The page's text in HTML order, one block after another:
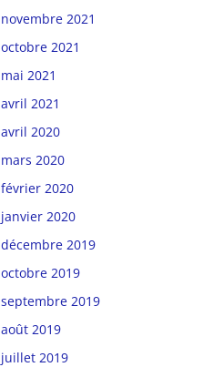
novembre 2021
octobre 2021
mai 2021
avril 2021
avril 2020
mars 2020
février 2020
janvier 2020
décembre 2019
octobre 2019
septembre 2019
août 2019
juillet 2019